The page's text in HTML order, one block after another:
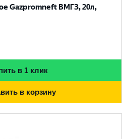
Gazpromneft ВМГЗ, 20л,
в 1 клик
в корзину